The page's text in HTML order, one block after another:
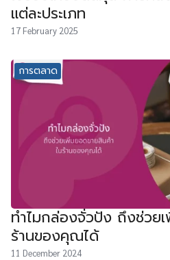
แต่ละประเภท
17 February 2025
การตลาด
ทำไมกล่องจั่วปัง ถึงช่วย
ร้านของคุณได้
11 December 2024